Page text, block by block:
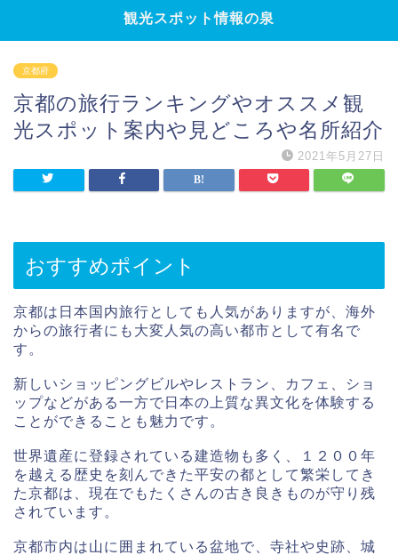
観光スポット情報の泉
京都府
京都の旅行ランキングやオススメ観
光スポット案内や見どころや名所紹介
2021年5月27日
おすすめポイント
京都は日本国内旅行としても人気がありますが、海外
からの旅行者にも大変人気の高い都市として有名で
す。
新しいショッピングビルやレストラン、カフェ、ショ
ップなどがある一方で日本の上質な異文化を体験する
ことができることも魅力です。
世界遺産に登録されている建造物も多く、１２００年
を越える歴史を刻んできた平安の都として繁栄してき
た京都は、現在でもたくさんの古き良きものが守り残
されています。
京都市内は山に囲まれている盆地で、寺社や史跡、城